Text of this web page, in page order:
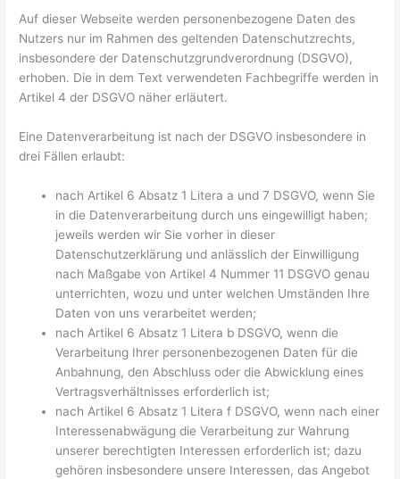
Auf dieser Webseite werden personenbezogene Daten des
Nutzers nur im Rahmen des geltenden Datenschutzrechts,
insbesondere der Datenschutzgrundverordnung (DSGVO),
erhoben. Die in dem Text verwendeten Fachbegriffe werden in
Artikel 4 der DSGVO näher erläutert.
Eine Datenverarbeitung ist nach der DSGVO insbesondere in
drei Fällen erlaubt:
nach Artikel 6 Absatz 1 Litera a und 7 DSGVO, wenn Sie
in die Datenverarbeitung durch uns eingewilligt haben;
jeweils werden wir Sie vorher in dieser
Datenschutzerklärung und anlässlich der Einwilligung
nach Maßgabe von Artikel 4 Nummer 11 DSGVO genau
unterrichten, wozu und unter welchen Umständen Ihre
Daten von uns verarbeitet werden;
nach Artikel 6 Absatz 1 Litera b DSGVO, wenn die
Verarbeitung Ihrer personenbezogenen Daten für die
Anbahnung, den Abschluss oder die Abwicklung eines
Vertragsverhältnisses erforderlich ist;
nach Artikel 6 Absatz 1 Litera f DSGVO, wenn nach einer
Interessenabwägung die Verarbeitung zur Wahrung
unserer berechtigten Interessen erforderlich ist; dazu
gehören insbesondere unsere Interessen, das Angebot